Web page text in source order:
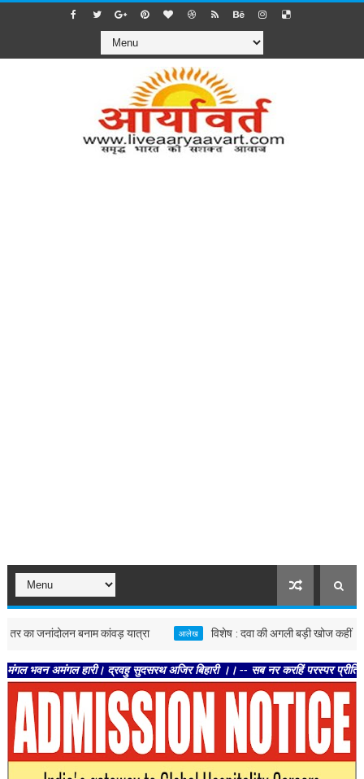
बनाम कांवड़ यात्रा आलेख विशेष : दवा की अगली बड़ी खोज कहीं जंगल में तो
हारी। द्रवहु सुदसरथ अजिर बिहारी ।। -- सब नर करहिं परस्पर प्रीति ।